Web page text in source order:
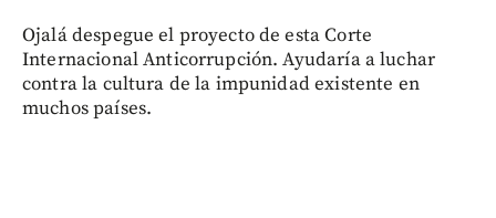
Ojalá despegue el proyecto de esta Corte
Internacional Anticorrupción. Ayudaría a luchar
contra la cultura de la impunidad existente en
muchos países.